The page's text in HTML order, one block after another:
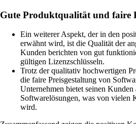
Gute Produktqualität und faire
Ein weiterer Aspekt, der in den
erwähnt wird, ist die Qualität der
Kunden berichten von gut
gültigen Lizenzschlüsseln.
Trotz der qualitativ hochwertigen
die faire Preisgestaltung von
Unternehmen bietet seinen
Softwarelösungen, was von vielen
wird.